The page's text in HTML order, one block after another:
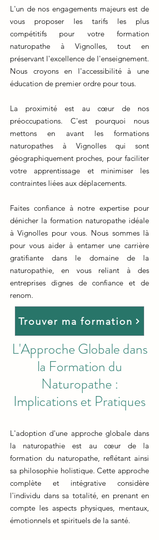
L'un de nos engagements majeurs est de
vous proposer les tarifs les plus
compétitifs pour votre formation
naturopathe à Vignolles, tout en
préservant l'excellence de l'enseignement.
Nous croyons en l'accessibilité à une
éducation de premier ordre pour tous.
La proximité est au cœur de nos
préoccupations. C'est pourquoi nous
mettons en avant les formations
naturopathes à Vignolles qui sont
géographiquement proches, pour faciliter
votre apprentissage et minimiser les
contraintes liées aux déplacements.
Faites confiance à notre expertise pour
dénicher la formation naturopathe idéale
à Vignolles pour vous. Nous sommes là
pour vous aider à entamer une carrière
gratifiante dans le domaine de la
naturopathie, en vous reliant à des
entreprises dignes de confiance et de
renom.
Trouver ma formation
L'Approche Globale dans
la Formation du
Naturopathe :
Implications et Pratiques
L'adoption d'une approche globale dans
la naturopathie est au cœur de la
formation du naturopathe, reflétant ainsi
sa philosophie holistique. Cette approche
complète et intégrative considère
l'individu dans sa totalité, en prenant en
compte les aspects physiques, mentaux,
émotionnels et spirituels de la santé.